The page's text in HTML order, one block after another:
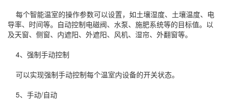
每个智能温室的操作参数可以设置，如土壤湿度、土壤温度、电
导率、时间等。自动控制电磁阀、水泵、施肥系统等的目标值。以
及天窗、侧窗、内遮阳、外遮阳、风机、湿帘、外翻窗等。
4、强制手动控制
可以实现强制手动控制每个温室内设备的开关状态。
5、手动/自动